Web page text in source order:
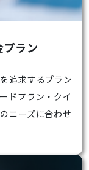
ラン
追求するプラン
ドプラン・クイ
ニーズに合わせ